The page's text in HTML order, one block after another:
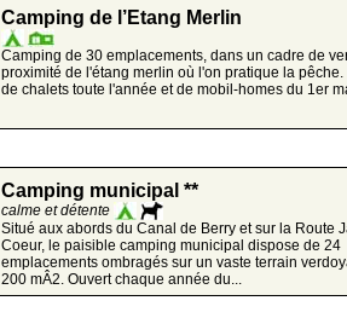
Camping de l’Etang Merlin
Camping de 30 emplacements, dans un cadre de
proximité de l'étang merlin où l'on pratique la
de chalets toute l'année et de mobil-homes du 1er
Camping municipal **
calme et détente
Situé aux abords du Canal de Berry et sur la Route
Coeur, le paisible camping municipal dispose de 24
emplacements ombragés sur un vaste terrain
200 mÂ2. Ouvert chaque année du...